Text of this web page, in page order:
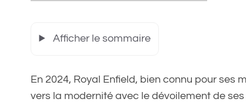
Afficher le sommaire
En 2024, Royal Enfield, bien connu pour
vers la modernité avec le dévoilement de